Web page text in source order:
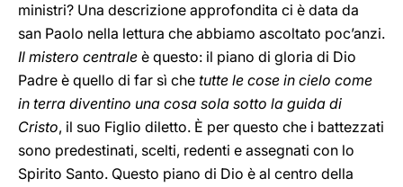
ministri? Una descrizione approfondita ci è data da
san Paolo nella lettura che abbiamo ascoltato poc’anzi.
Il mistero centrale è questo: il piano di gloria di Dio
Padre è quello di far sì che tutte le cose in cielo come
in terra diventino una cosa sola sotto la guida di
Cristo, il suo Figlio diletto. È per questo che i battezzati
sono predestinati, scelti, redenti e assegnati con lo
Spirito Santo. Questo piano di Dio è al centro della